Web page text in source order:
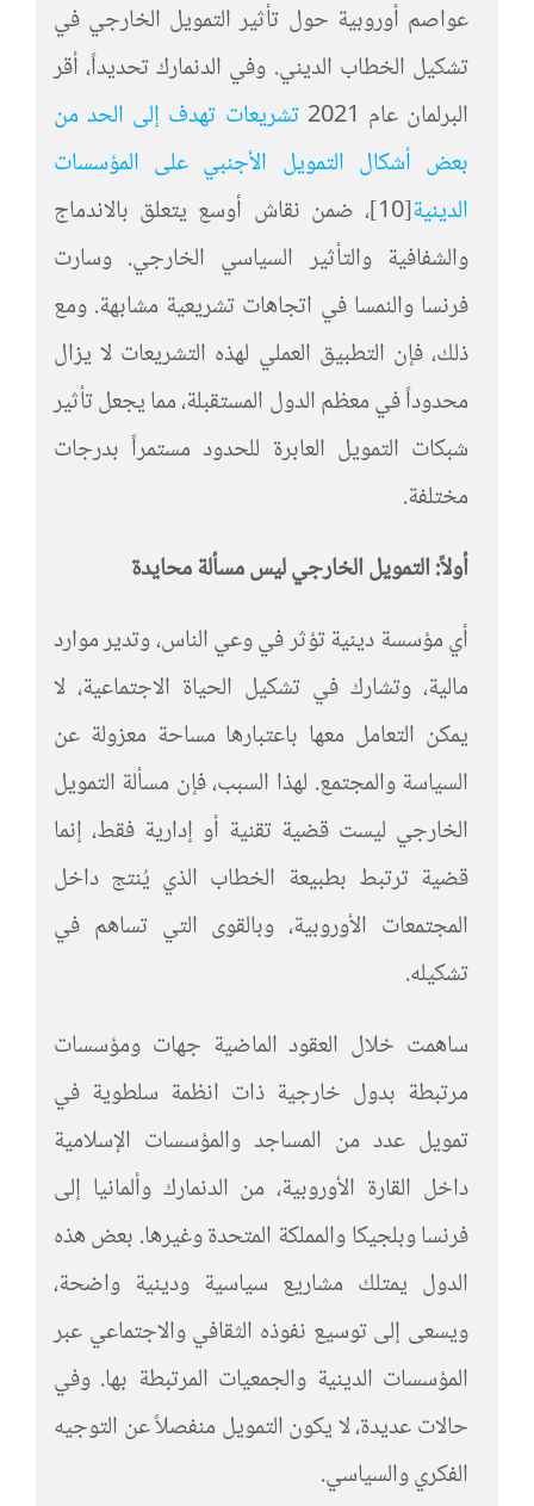
عواصم أوروبية حول تأثير التمويل الخارجي في
تشكيل الخطاب الديني. وفي الدنمارك تحديداً، أقر
البرلمان عام 2021
تشريعات تهدف إلى الحد من
بعض أشكال التمويل الأجنبي على المؤسسات
الدينية[10]
، ضمن نقاش أوسع يتعلق بالاندماج
والشفافية والتأثير السياسي الخارجي. وسارت
فرنسا والنمسا في اتجاهات تشريعية مشابهة. ومع
ذلك، فإن التطبيق العملي لهذه التشريعات لا يزال
محدوداً في معظم الدول المستقبلة، مما يجعل تأثير
شبكات التمويل العابرة للحدود مستمراً بدرجات
مختلفة.
أولاً: التمويل الخارجي ليس مسألة محايدة
أي مؤسسة دينية تؤثر في وعي الناس، وتدير موارد
مالية، وتشارك في تشكيل الحياة الاجتماعية، لا
يمكن التعامل معها باعتبارها مساحة معزولة عن
السياسة والمجتمع. لهذا السبب، فإن مسألة التمويل
الخارجي ليست قضية تقنية أو إدارية فقط، إنما
قضية ترتبط بطبيعة الخطاب الذي يُنتج داخل
المجتمعات الأوروبية، وبالقوى التي تساهم في
تشكيله.
ساهمت خلال العقود الماضية جهات ومؤسسات
مرتبطة بدول خارجية ذات انظمة سلطوية في
تمويل عدد من المساجد والمؤسسات الإسلامية
داخل القارة الأوروبية، من الدنمارك وألمانيا إلى
فرنسا وبلجيكا والمملكة المتحدة وغيرها. بعض هذه
الدول يمتلك مشاريع سياسية ودينية واضحة،
ويسعى إلى توسيع نفوذه الثقافي والاجتماعي عبر
المؤسسات الدينية والجمعيات المرتبطة بها. وفي
حالات عديدة، لا يكون التمويل منفصلاً عن التوجيه
الفكري والسياسي.